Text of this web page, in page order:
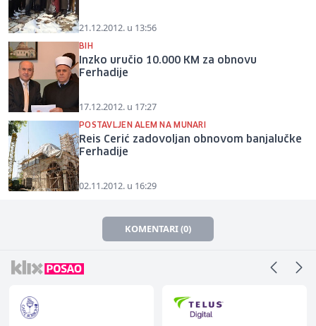
21.12.2012. u 13:56
BIH
Inzko uručio 10.000 KM za obnovu
Ferhadije
17.12.2012. u 17:27
POSTAVLJEN ALEM NA MUNARI
Reis Cerić zadovoljan obnovom banjalučke
Ferhadije
02.11.2012. u 16:29
KOMENTARI (0)